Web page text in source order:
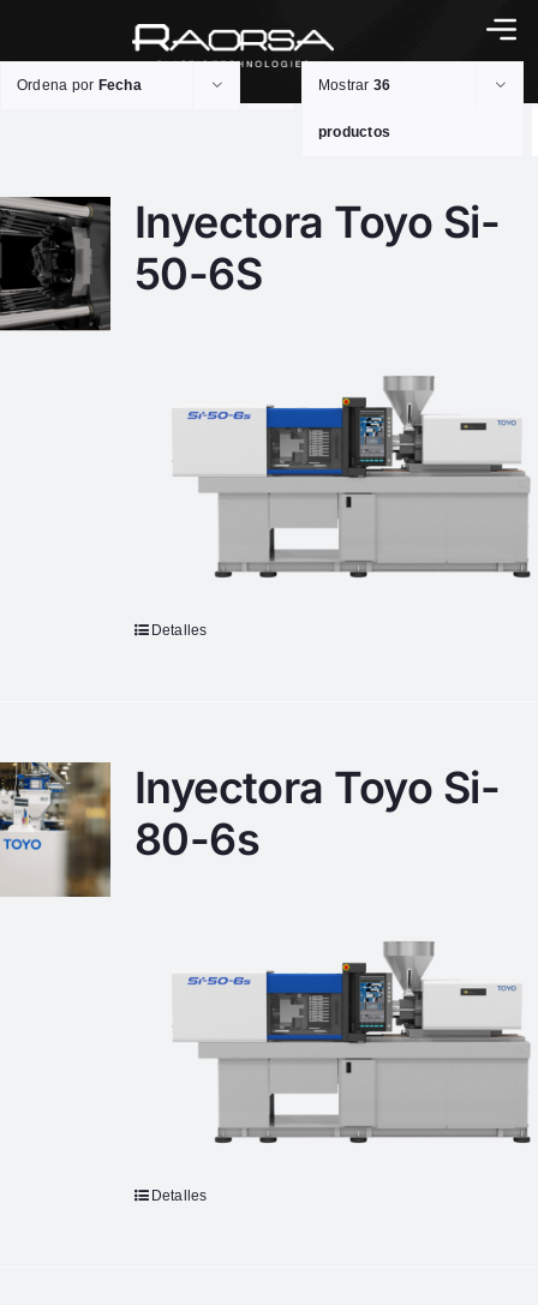
Ordena por Fecha Mostrar 36
productos
Inyectora Toyo Si-
50-6S
Detalles
Inyectora Toyo Si-
80-6s
Detalles